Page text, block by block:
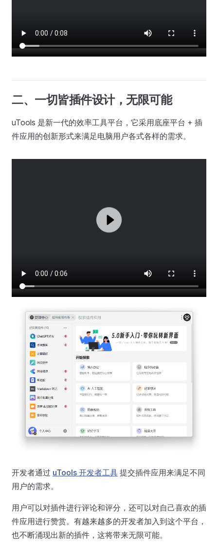
二、一切皆插件设计，无限可能
uTools 是新一代的效率工具平台，它采用底座平台 + 插
件应用的创新形式来满足电脑用户各式各样的需求。
开发者通过 uTools 开发者工具 提交插件应用来满足不同
用户的需求。
用户可以对插件进行评论和评分，还可以对自己喜欢的插
件应用进行赞赏。有越来越多的开发者加入到这个平台，
也不断涌现出新的插件，这将带来无限可能。